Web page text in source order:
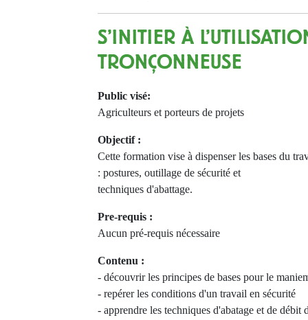
S'INITIER À
TRONÇONNEUSE
Public visé:
Agriculteurs et porteurs de projets
Objectif :
Cette formation vise à dispenser les bases du
: postures, outillage de sécurité et
techniques d'abattage.
Pre-requis :
Aucun pré-requis nécessaire
Contenu :
- découvrir les principes de bases pour le
- repérer les conditions d'un travail en sécurité
- apprendre les techniques d'abatage et de débit